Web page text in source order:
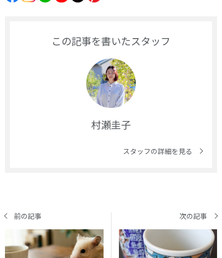
この記事を書いたスタッフ
村瀬圭子
スタッフの詳細を見る
前の記事 次の記事